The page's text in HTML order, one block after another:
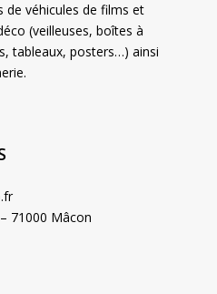
de véhicules de films et
(veilleuses, boîtes à
tableaux, posters…) ainsi
71000 Mâcon